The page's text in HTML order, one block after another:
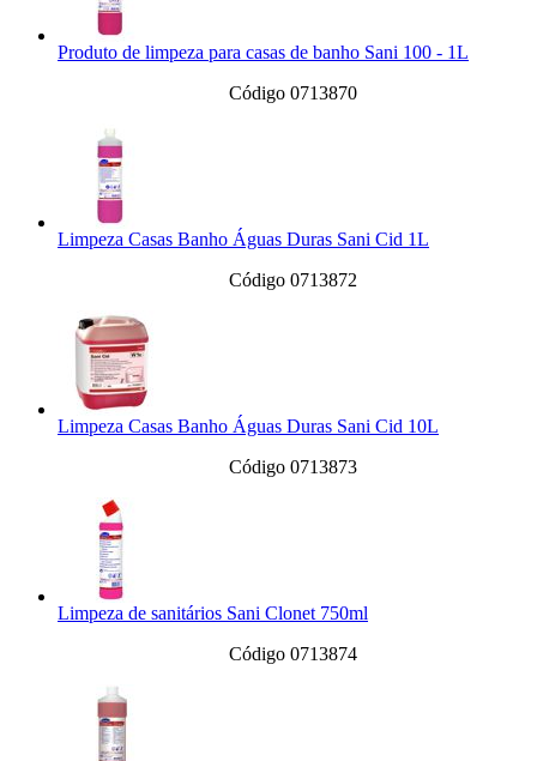
Produto de limpeza para casas de banho Sani 100 - 1L
Código 0713870
Limpeza Casas Banho Águas Duras Sani Cid 1L
Código 0713872
Limpeza Casas Banho Águas Duras Sani Cid 10L
Código 0713873
Limpeza de sanitários Sani Clonet 750ml
Código 0713874